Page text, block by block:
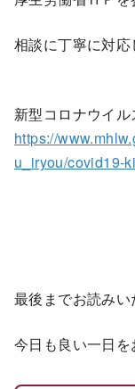
相談に丁寧に対応
新型コロナウイ
https://
u_iryou/covid19-
最後までお読みい
今日も良い一日を